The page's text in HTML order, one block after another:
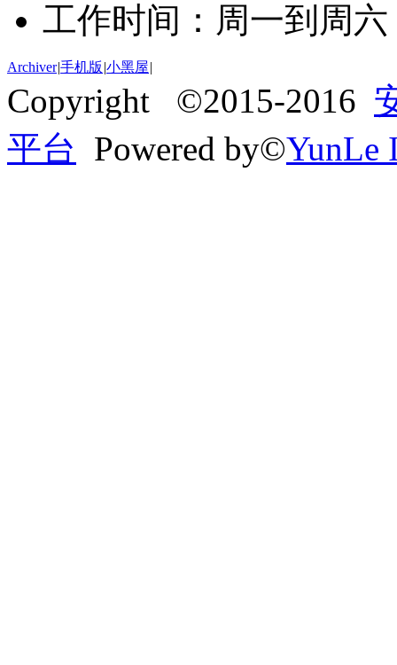
工作时间：周一到周六
Archiver|手机版 |小黑屋|
Copyright ©2015-2016
平台 Powered by©YunLe